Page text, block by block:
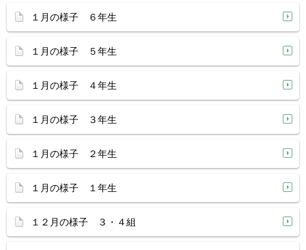
１月の様子 ６年生
１月の様子 ５年生
１月の様子 ４年生
１月の様子 ３年生
１月の様子 ２年生
１月の様子 １年生
１２月の様子 ３・４組